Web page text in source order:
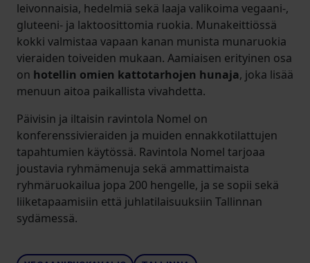
leivonnaisia, hedelmiä sekä laaja valikoima vegaani-,
gluteeni- ja laktoosittomia ruokia. Munakeittiössä
kokki valmistaa vapaan kanan munista munaruokia
vieraiden toiveiden mukaan. Aamiaisen erityinen osa
on hotellin omien kattotarhojen hunaja, joka lisää
menuun aitoa paikallista vivahdetta.
Päivisin ja iltaisin ravintola Nomel on
konferenssivieraiden ja muiden ennakkotilattujen
tapahtumien käytössä. Ravintola Nomel tarjoaa
joustavia ryhmämenuja sekä ammattimaista
ryhmäruokailua jopa 200 hengelle, ja se sopii sekä
liiketapaamisiin että juhlatilaisuuksiin Tallinnan
sydämessä.